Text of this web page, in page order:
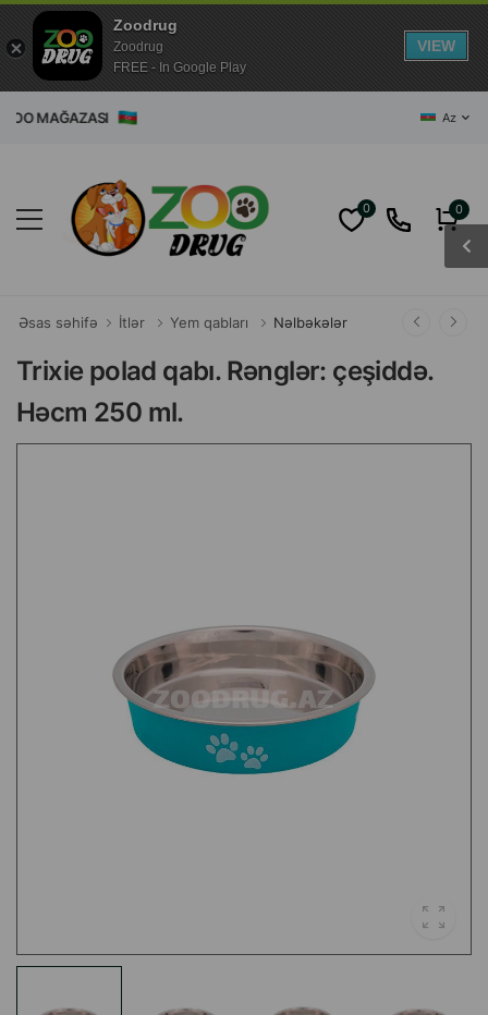
MAĞAZASI Az
0 0
Əsas səhifə İtlər Yem qabları Nəlbəkələr
Trixie polad qabı. Rənglər: çeşiddə.
Həcm 250 ml.
Zoodrug
Zoodrug
FREE - In Google Play
VIEW